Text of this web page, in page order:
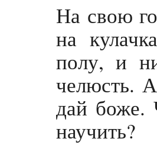
На свою
на
полу, и
челюсть.
дай боже.
научить?